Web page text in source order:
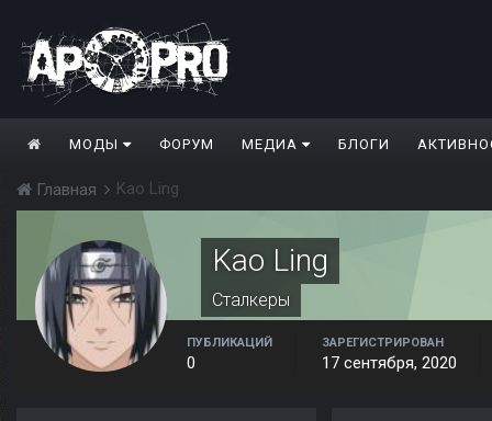
МОДЫ ФОРУМ МЕДИА БЛОГИ
Главная Kao Ling
Kao Ling
Сталкеры
ПУБЛИКАЦИЙ
0
ЗАРЕГИСТРИРОВАН
17 сентября, 2020